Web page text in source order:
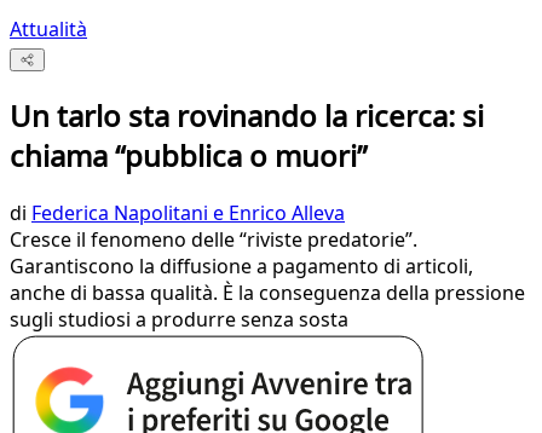
Attualità
Un tarlo sta rovinando la ricerca: si
chiama “pubblica o muori”
di Federica Napolitani e Enrico Alleva
Cresce il fenomeno delle “riviste predatorie”.
Garantiscono la diffusione a pagamento di articoli,
anche di bassa qualità. È la conseguenza della pressione
sugli studiosi a produrre senza sosta